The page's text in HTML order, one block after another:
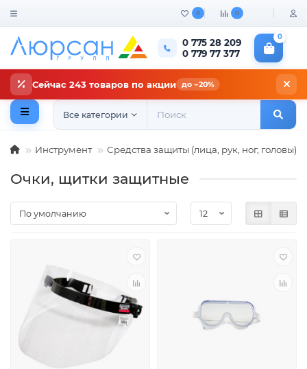
0 0
0 775 28 209
0 779 77 377
0
Сейчас 243 товаров по акции до −20%
Все категории
Инструмент Средства защиты (лица, рук, ног, головы)
Очки, щитки защитные